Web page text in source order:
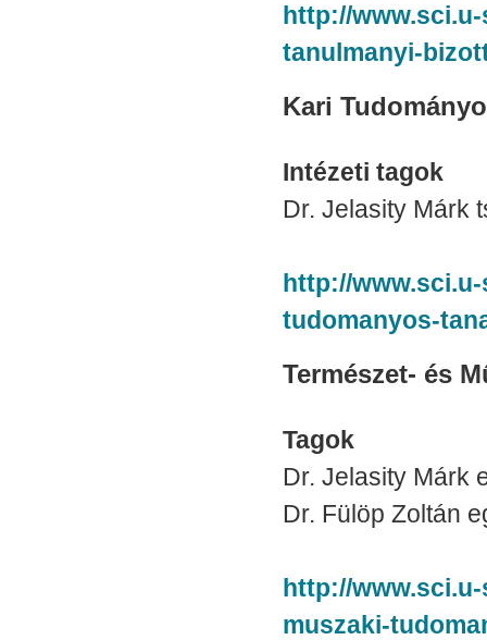
http://
tanulmanyi-
Kari
Intézeti tagok
Dr. Jelasity Márk
http://
tudomanyos-
Természet- és
Tagok
Dr. Jelasity Márk
Dr. Fülöp Zoltán
http://
muszaki-